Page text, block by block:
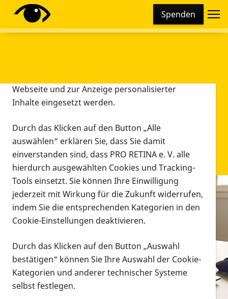
Spenden
Infomaterial
Infomaterial
Vorlesen
Alle Infomaterialien in verschiedenen
Formaten an einem Ort
Diese Webseite setzt verschiedene Cookies und
Tracking-Tools ein. Dies beinhaltet Cookies und
Webseite und zur Anzeige personalisierter
Inhalte eingesetzt werden.
Durch das Klicken auf den Button „Alle
auswählen“ erklären Sie, dass Sie damit
einverstanden sind, dass PRO RETINA e. V. alle
hierdurch ausgewählten Cookies und Tracking-
Tools einsetzt. Sie können Ihre Einwilligung
jederzeit mit Wirkung für die Zukunft widerrufen,
indem Sie die entsprechenden Kategorien in den
Cookie-Einstellungen deaktivieren.
Durch das Klicken auf den Button „Auswahl
bestätigen“ können Sie Ihre Auswahl der Cookie-
Kategorien und anderer technischer Systeme
selbst festlegen.